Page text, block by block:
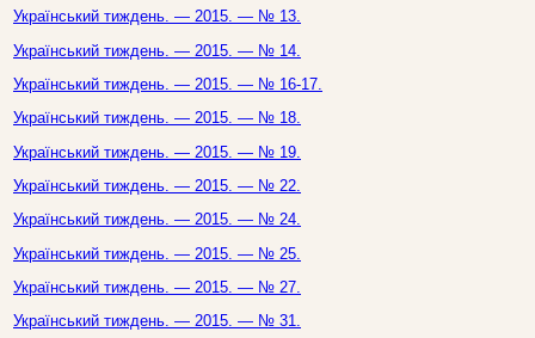
Український тиждень. — 2015. — № 13.
Український тиждень. — 2015. — № 14.
Український тиждень. — 2015. — № 16-17.
Український тиждень. — 2015. — № 18.
Український тиждень. — 2015. — № 19.
Український тиждень. — 2015. — № 22.
Український тиждень. — 2015. — № 24.
Український тиждень. — 2015. — № 25.
Український тиждень. — 2015. — № 27.
Український тиждень. — 2015. — № 31.